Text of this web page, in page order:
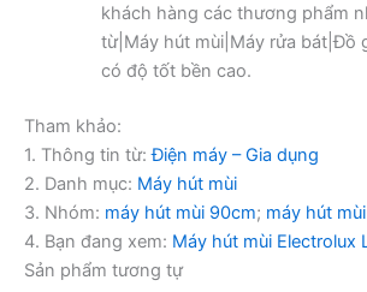
khách hàng các thương phẩm
từ|Máy hút mùi|Máy rửa bát|Đồ
có độ tốt bền cao.
Tham khảo:
1. Thông tin từ:Điện máy – Gia dụng
2. Danh mục: Máy hút mùi
3. Nhóm: máy hút mùi 90cm; máy hút
4. Bạn đang xem: Máy hút mùi Electrolux
Sản phẩm tương tự